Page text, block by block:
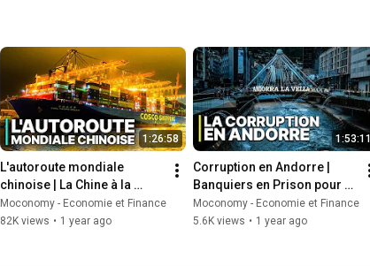
1:26:58
L'autoroute mondiale
chinoise | La Chine à la
conquête du monde | Une
menace ou une chance
Moconomy - Economie et Finance
82K views • 1 year ago
1:53:11
Corruption en Andorre |
Banquiers en Prison pour
un Crime Imaginaire
Moconomy - Economie et Finance
5.6K views • 1 year ago